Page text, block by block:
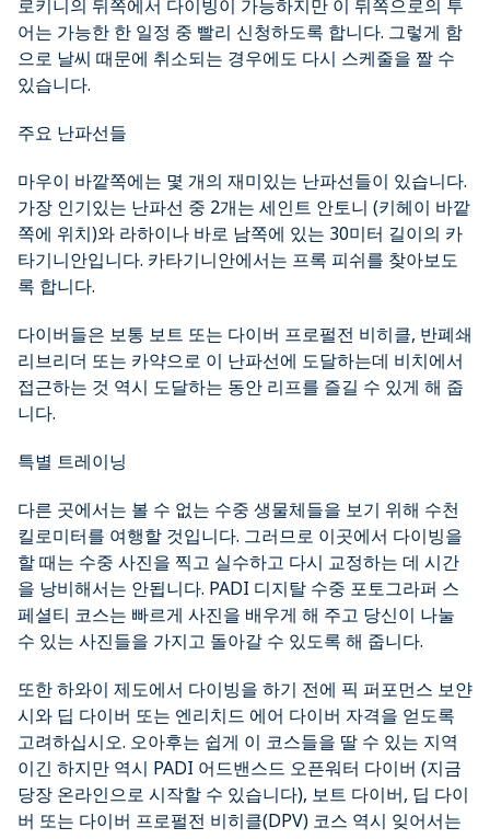
로키니의 뒤쪽에서 다이빙이 가능하지만 이 뒤쪽으로의 투
어는 가능한 한 일정 중 빨리 신청하도록 합니다. 그렇게 함
으로 날씨 때문에 취소되는 경우에도 다시 스케줄을 짤 수
있습니다.
주요 난파선들
마우이 바깥쪽에는 몇 개의 재미있는 난파선들이 있습니다.
가장 인기있는 난파선 중 2개는 세인트 안토니 (키헤이 바깥
쪽에 위치)와 라하이나 바로 남쪽에 있는 30미터 길이의 카
타기니안입니다. 카타기니안에서는 프록 피쉬를 찾아보도
록 합니다.
다이버들은 보통 보트 또는 다이버 프로펄전 비히클, 반폐쇄
리브리더 또는 카약으로 이 난파선에 도달하는데 비치에서
접근하는 것 역시 도달하는 동안 리프를 즐길 수 있게 해 줍
니다.
특별 트레이닝
다른 곳에서는 볼 수 없는 수중 생물체들을 보기 위해 수천
킬로미터를 여행할 것입니다. 그러므로 이곳에서 다이빙을
할 때는 수중 사진을 찍고 실수하고 다시 교정하는 데 시간
을 낭비해서는 안됩니다. PADI 디지탈 수중 포토그라퍼 스
페셜티 코스는 빠르게 사진을 배우게 해 주고 당신이 나눌
수 있는 사진들을 가지고 돌아갈 수 있도록 해 줍니다.
또한 하와이 제도에서 다이빙을 하기 전에 픽 퍼포먼스 보얀
시와 딥 다이버 또는 엔리치드 에어 다이버 자격을 얻도록
고려하십시오. 오아후는 쉽게 이 코스들을 딸 수 있는 지역
이긴 하지만 역시 PADI 어드밴스드 오픈워터 다이버 (지금
당장 온라인으로 시작할 수 있습니다), 보트 다이버, 딥 다이
버 또는 다이버 프로펄전 비히클(DPV) 코스 역시 잊어서는